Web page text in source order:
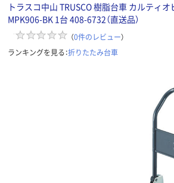
トラスコ中山 TRUSCO 樹脂台車 カルティ
MPK906-BK 1台 408-6732（直送品）
（0件のレビュー）
ランキングを見る：折りたたみ台車